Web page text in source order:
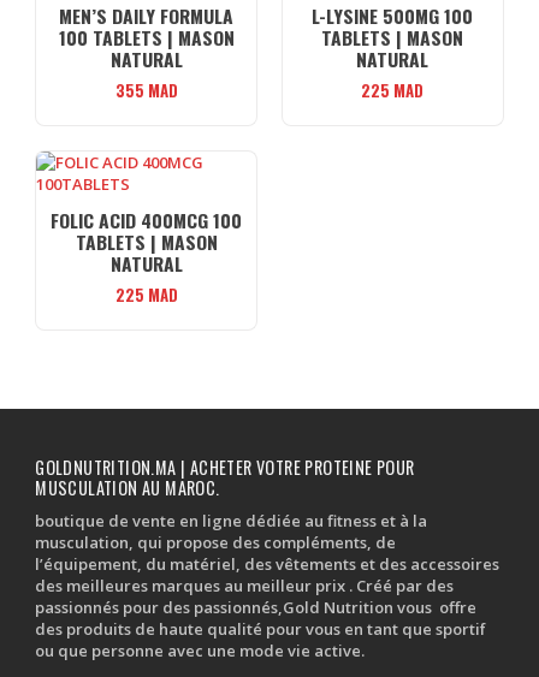
MEN’S DAILY FORMULA
100 TABLETS | MASON
NATURAL
355 MAD
L-LYSINE 500MG 100
TABLETS | MASON
NATURAL
225 MAD
FOLIC ACID 400MCG 100
TABLETS | MASON
NATURAL
225 MAD
GOLDNUTRITION.MA | ACHETER VOTRE PROTEINE POUR
MUSCULATION AU MAROC.
boutique de vente en ligne dédiée au fitness et à la
musculation, qui propose des compléments, de
l’équipement, du matériel, des vêtements et des accessoires
des meilleures marques au meilleur prix . Créé par des
passionnés pour des passionnés,Gold Nutrition vous offre
des produits de haute qualité pour vous en tant que sportif
ou que personne avec une mode vie active.